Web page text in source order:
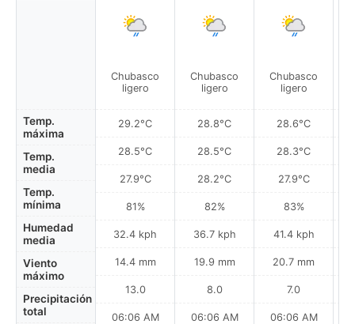
Temp.
máxima
Temp.
media
Temp.
mínima
Humedad
media
Viento
máximo
Precipitación
total
Chubasco
ligero
29.2°C
28.5°C
27.9°C
81%
32.4 kph
14.4 mm
13.0
06:06 AM
Chubasco
ligero
28.8°C
28.5°C
28.2°C
82%
36.7 kph
19.9 mm
8.0
06:06 AM
Chubasco
ligero
28.6°C
28.3°C
27.9°C
83%
41.4 kph
20.7 mm
7.0
06:06 AM